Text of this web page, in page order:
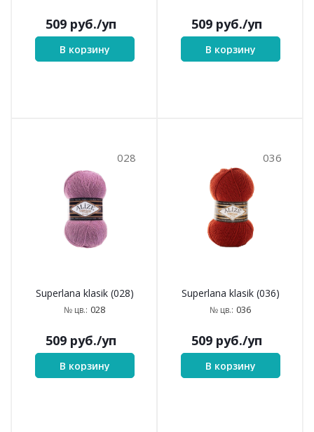
509 руб./уп
В корзину
509 руб./уп
В корзину
028
Superlana klasik (028)
№ цв.: 028
509 руб./уп
В корзину
036
Superlana klasik (036)
№ цв.: 036
509 руб./уп
В корзину